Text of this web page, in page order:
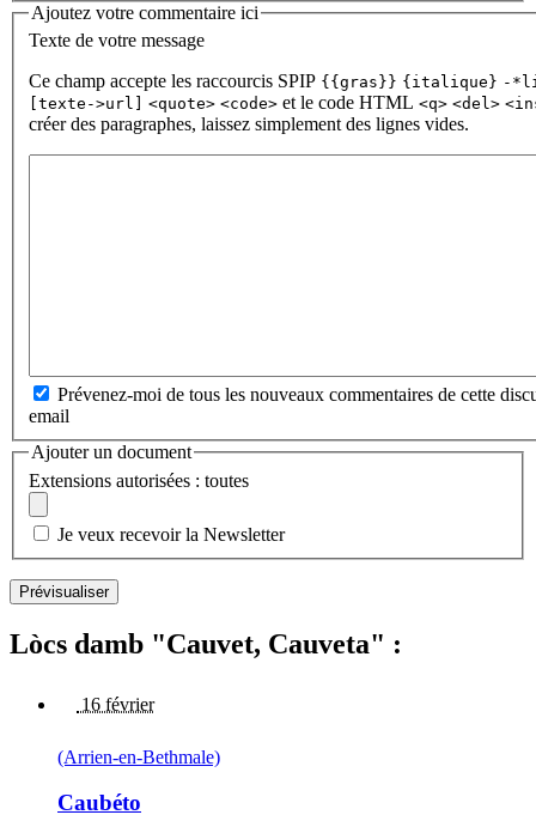
Ajoutez votre commentaire ici
Texte de votre message
Ce champ accepte les raccourcis SPIP {{gras}} {italique} -
[texte->url]
<quote> <code> et le code HTML <q> <del>
créer des paragraphes, laissez simplement des lignes vides.
Prévenez-moi de tous les nouveaux commentaires de cette
email
Ajouter un document
Extensions autorisées : toutes
Je veux recevoir la Newsletter
Lòcs damb "Cauvet, Cauveta" :
16 février
(Arrien-en-Bethmale)
Caubéto